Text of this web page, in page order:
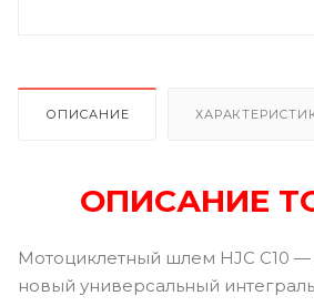
ОПИСАНИЕ
ОПИСАНИЕ
Мотоциклетный шлем HJC C10
новый универсальный